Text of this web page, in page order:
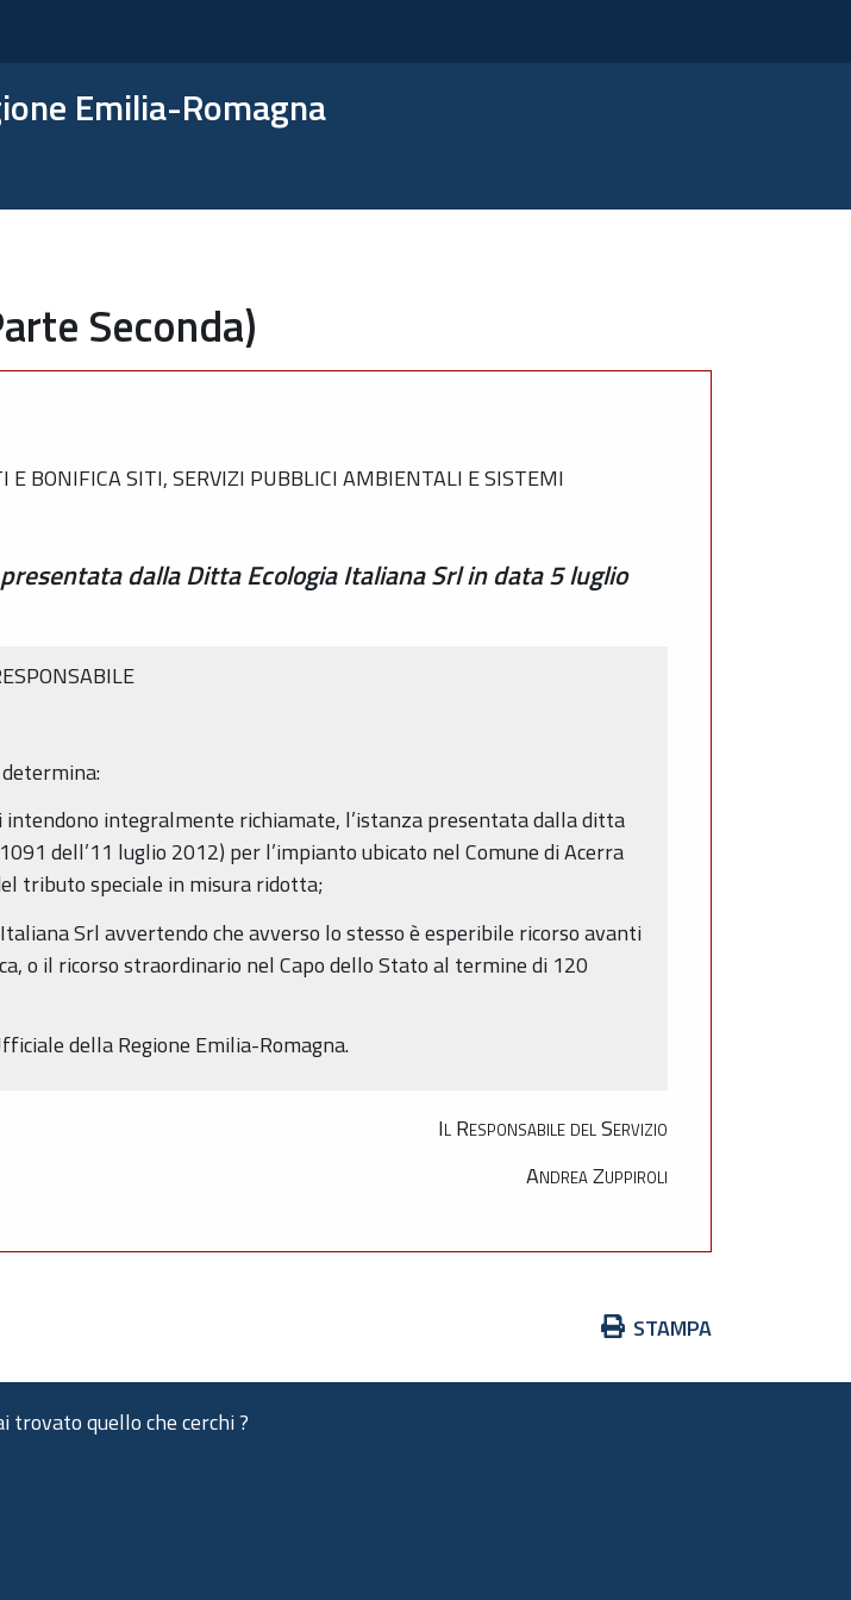
Emilia-Romagna
Seconda)
BONIFICA SITI, SERVIZI PUBBLICI AMBIENTALI E SISTEMI
dalla Ditta Ecologia Italiana Srl in data 5 luglio
determina:
integralmente richiamate, l’istanza presentata dalla ditta
dell’11 luglio 2012) per l’impianto ubicato nel Comune di Acerra
tributo speciale in misura ridotta;
Srl avvertendo che avverso lo stesso è esperibile ricorso avanti
o il ricorso straordinario nel Capo dello Stato al termine di 120
della Regione Emilia-Romagna.
Il Responsabile del Servizio
Andrea Zuppiroli
Azioni
documento
STAMPA
trovato quello che cerchi ?